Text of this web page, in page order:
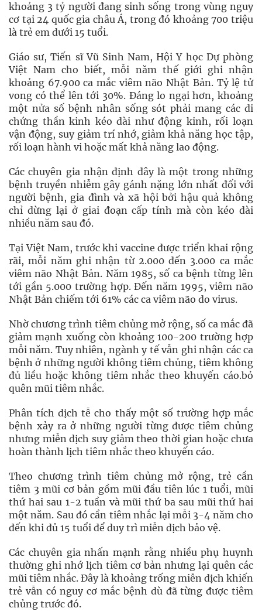
khoảng 3 tỷ người đang sinh sống trong vùng nguy
cơ tại 24 quốc gia châu Á, trong đó khoảng 700 triệu
là trẻ em dưới 15 tuổi.
Giáo sư, Tiến sĩ Vũ Sinh Nam, Hội Y học Dự phòng
Việt Nam cho biết, mỗi năm thế giới ghi nhận
khoảng 67.900 ca mắc viêm não Nhật Bản. Tỷ lệ tử
vong có thể lên tới 30%. Đáng lo ngại hơn, khoảng
một nửa số bệnh nhân sống sót phải mang các di
chứng thần kinh kéo dài như động kinh, rối loạn
vận động, suy giảm trí nhớ, giảm khả năng học tập,
rối loạn hành vi hoặc mất khả năng lao động.
Các chuyên gia nhận định đây là một trong những
bệnh truyền nhiễm gây gánh nặng lớn nhất đối với
người bệnh, gia đình và xã hội bởi hậu quả không
chỉ dừng lại ở giai đoạn cấp tính mà còn kéo dài
nhiều năm sau đó.
Tại Việt Nam, trước khi vaccine được triển khai rộng
rãi, mỗi năm ghi nhận từ 2.000 đến 3.000 ca mắc
viêm não Nhật Bản. Năm 1985, số ca bệnh từng lên
tới gần 5.000 trường hợp. Đến năm 1995, viêm não
Nhật Bản chiếm tới 61% các ca viêm não do virus.
Nhờ chương trình tiêm chủng mở rộng, số ca mắc đã
giảm mạnh xuống còn khoảng 100-200 trường hợp
mỗi năm. Tuy nhiên, ngành y tế vẫn ghi nhận các ca
bệnh ở những người không tiêm chủng, tiêm không
đủ liều hoặc không tiêm nhắc theo khuyến cáo.bỏ
quên mũi tiêm nhắc.
Phân tích dịch tễ cho thấy một số trường hợp mắc
bệnh xảy ra ở những người từng được tiêm chủng
nhưng miễn dịch suy giảm theo thời gian hoặc chưa
hoàn thành lịch tiêm nhắc theo khuyến cáo.
Theo chương trình tiêm chủng mở rộng, trẻ cần
tiêm 3 mũi cơ bản gồm mũi đầu tiên lúc 1 tuổi, mũi
thứ hai sau 1-2 tuần và mũi thứ ba sau mũi thứ hai
một năm. Sau đó cần tiêm nhắc lại mỗi 3-4 năm cho
đến khi đủ 15 tuổi để duy trì miễn dịch bảo vệ.
Các chuyên gia nhấn mạnh rằng nhiều phụ huynh
thường ghi nhớ lịch tiêm cơ bản nhưng lại quên các
mũi tiêm nhắc. Đây là khoảng trống miễn dịch khiến
trẻ vẫn có nguy cơ mắc bệnh dù đã từng được tiêm
chủng trước đó.